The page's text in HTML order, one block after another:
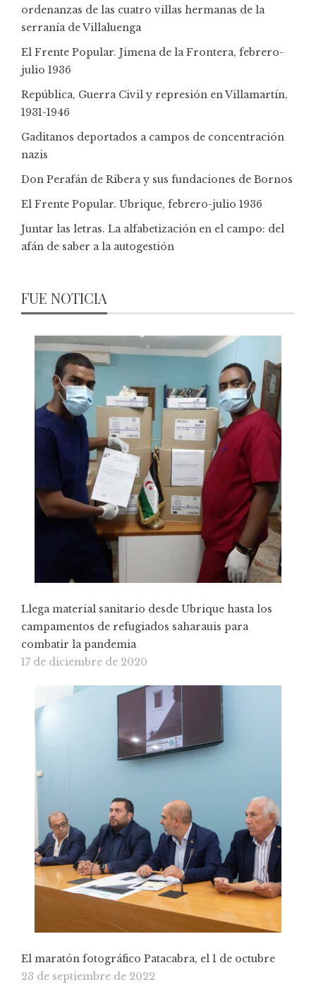
ordenanzas de las cuatro villas hermanas de la
serranía de Villaluenga
El Frente Popular. Jimena de la Frontera, febrero-
julio 1936
República, Guerra Civil y represión en Villamartín,
1931-1946
Gaditanos deportados a campos de concentración
nazis
Don Perafán de Ribera y sus fundaciones de Bornos
El Frente Popular. Ubrique, febrero-julio 1936
Juntar las letras. La alfabetización en el campo: del
afán de saber a la autogestión
FUE NOTICIA
Llega material sanitario desde Ubrique hasta los
campamentos de refugiados saharauis para
combatir la pandemia
17 de diciembre de 2020
El maratón fotográfico Patacabra, el 1 de octubre
23 de septiembre de 2022